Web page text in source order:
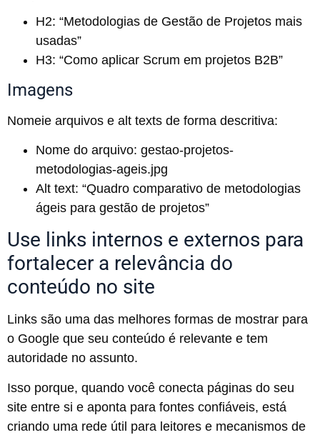
H2: “Metodologias de Gestão de Projetos mais
usadas”
H3: “Como aplicar Scrum em projetos B2B”
Imagens
Nomeie arquivos e alt texts de forma descritiva:
Nome do arquivo: gestao-projetos-
metodologias-ageis.jpg
Alt text: “Quadro comparativo de metodologias
ágeis para gestão de projetos”
Use links internos e externos para
fortalecer a relevância do
conteúdo no site
Links são uma das melhores formas de mostrar para
o Google que seu conteúdo é relevante e tem
autoridade no assunto.
Isso porque, quando você conecta páginas do seu
site entre si e aponta para fontes confiáveis, está
criando uma rede útil para leitores e mecanismos de